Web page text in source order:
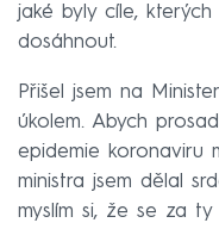
jaké byly cíle,
dosáhnout.
Přišel jsem na
úkolem. Abych
epidemie koronaviru
ministra jsem dělal
myslím si, že se za